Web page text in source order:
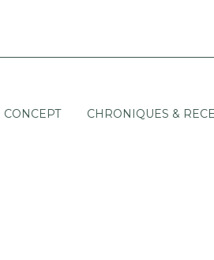
CONCEPT CHRONIQUES &